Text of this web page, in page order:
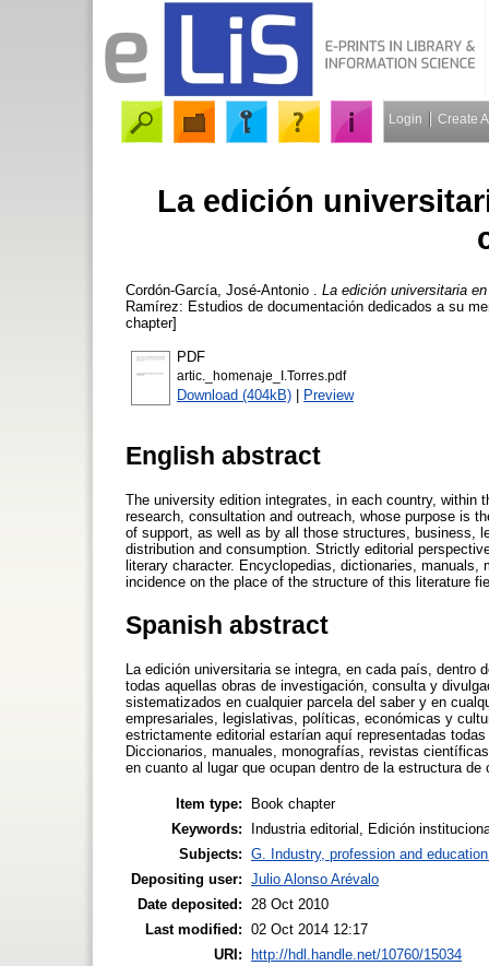
Login Create
La edición
Cordón-García, José-Antonio
La edición universitaria
Ramírez: Estudios de documentación dedicados a su
chapter]
PDF
artic._homenaje_I.Torres.pdf
Download (404kB) | Preview
English abstract
The university edition integrates, in each country,
research, consultation and outreach, whose purpose is
of support, as well as by all those structures, business,
distribution and consumption. Strictly editorial
literary character. Encyclopedias, dictionaries,
incidence on the place of the structure of this literature
Spanish abstract
La edición universitaria se integra, en cada país,
todas aquellas obras de investigación, consulta y
sistematizados en cualquier parcela del saber y en
empresariales, legislativas, políticas, económicas y
estrictamente editorial estarían aquí representadas
Diccionarios, manuales, monografías, revistas
en cuanto al lugar que ocupan dentro de la estructura de
Item type:
Book chapter
Keywords:
Industria editorial, Edición
Subjects: G. Industry, profession and
Depositing user: Julio Alonso Arévalo
Date deposited:
28 Oct 2010
Last modified: 02 Oct 2014 12:17
URI:
http://hdl.handle.net/10760/15034